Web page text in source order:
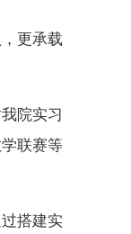
更承载
院实习
联赛等
搭建实